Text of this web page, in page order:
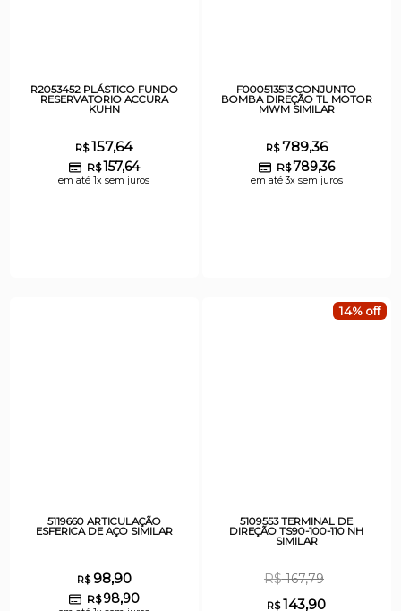
R2053452 PLÁSTICO FUNDO
RESERVATORIO ACCURA
KUHN
R$157,64
R$157,64
em até 1x sem juros
F000513513 CONJUNTO
BOMBA DIREÇÃO TL MOTOR
MWM SIMILAR
R$789,36
R$789,36
em até 3x sem juros
5119660 ARTICULAÇÃO
ESFERICA DE AÇO SIMILAR
R$98,90
R$ 98,90
14% off
5109553 TERMINAL DE
DIREÇÃO TS90-100-110 NH
SIMILAR
R$167,79
R$143,90